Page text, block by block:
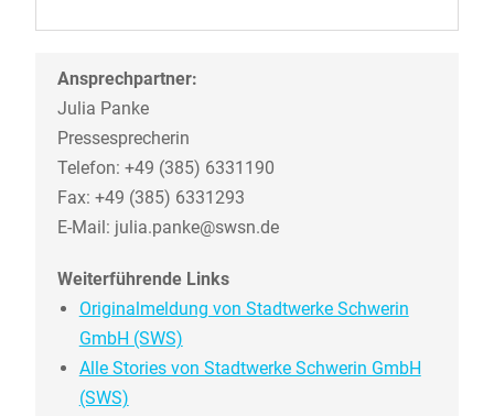
Ansprechpartner:
Julia Panke
Pressesprecherin
Telefon: +49 (385) 6331190
Fax: +49 (385) 6331293
E-Mail: julia.panke@swsn.de
Weiterführende Links
Originalmeldung von Stadtwerke Schwerin
GmbH (SWS)
Alle Stories von Stadtwerke Schwerin GmbH
(SWS)